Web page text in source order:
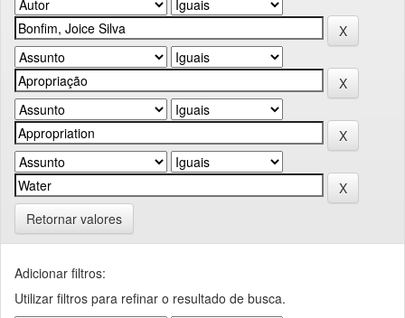
Retornar valores
Adicionar filtros:
Utilizar filtros para refinar o resultado de busca.